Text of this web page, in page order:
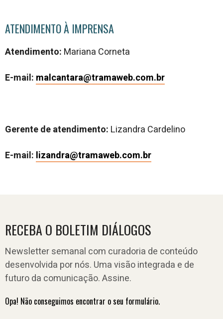
ATENDIMENTO À IMPRENSA
Atendimento: Mariana Corneta
E-mail: malcantara@tramaweb.com.br
Gerente de atendimento: Lizandra Cardelino
E-mail: lizandra@tramaweb.com.br
RECEBA O BOLETIM DIÁLOGOS
Newsletter semanal com curadoria de conteúdo
desenvolvida por nós. Uma visão integrada e de
futuro da comunicação. Assine.
Opa! Não conseguimos encontrar o seu formulário.